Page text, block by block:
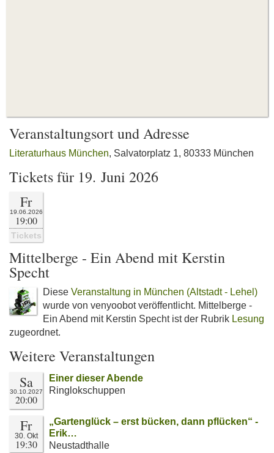
Veranstaltungsort und Adresse
Literaturhaus München, Salvatorplatz 1, 80333 München
Tickets für 19. Juni 2026
Fr
19.06.2026
19:00
Tickets
Mittelberge - Ein Abend mit Kerstin
Specht
Diese Veranstaltung in München (Altstadt - Lehel)
wurde von venyoobot veröffentlicht. Mittelberge -
Ein Abend mit Kerstin Specht ist der Rubrik Lesung
zugeordnet.
Weitere Veranstaltungen
Sa
30.10.2027
20:00
Einer dieser Abende
Ringlokschuppen
Fr
30. Okt
19:30
„Gartenglück – erst bücken, dann pflücken“ -
Erik…
Neustadthalle